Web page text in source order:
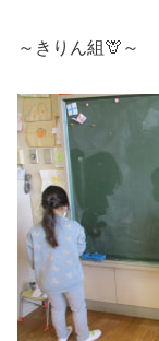
～きりん組🦒～